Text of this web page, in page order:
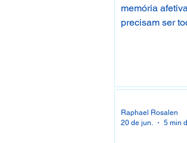
memória
precisam ser
Raphael Rosalen
20 de jun.
5 min